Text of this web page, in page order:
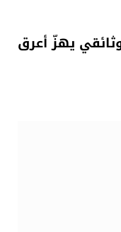
يهزّ أعرق